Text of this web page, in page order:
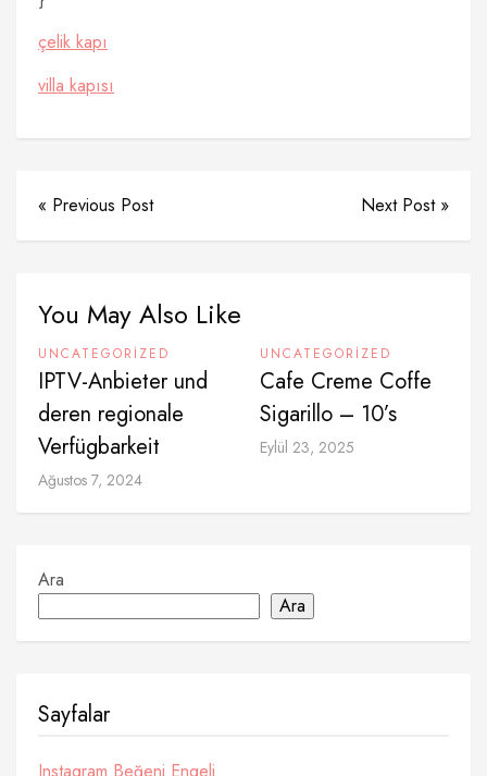
çelik kapı
villa kapısı
« Previous Post Next Post »
You May Also Like
UNCATEGORIZED
IPTV-Anbieter und
deren regionale
Verfügbarkeit
Ağustos 7, 2024
UNCATEGORIZED
Cafe Creme Coffe
Sigarillo – 10’s
Eylül 23, 2025
Ara
Ara
Sayfalar